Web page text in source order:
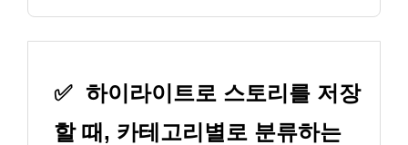
✅ 하이라이트로 스토리를 저장
할 때, 카테고리별로 분류하는